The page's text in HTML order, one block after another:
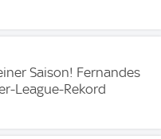
Saison! Fernandes
League-Rekord